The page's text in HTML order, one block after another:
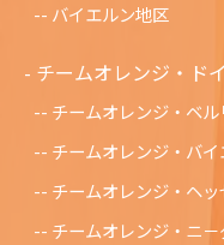
バイエルン地区
チームオレンジ・ド
チームオレンジ・ベル
チームオレンジ・バイ
チームオレンジ・ヘッ
チームオレンジ・ニ